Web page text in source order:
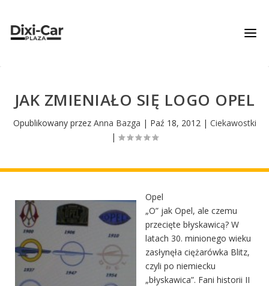
JAK ZMIENIAŁO SIĘ LOGO OPEL
Opublikowany przez Anna Bazga | Paź 18, 2012| Ciekawostki
|
Opel
„O” jak Opel, ale czemu
przecięte błyskawicą? W
latach 30. minionego wieku
zasłynęła ciężarów­ka Blitz,
czyli po niemiecku
„błyskawica”. Fani historii II